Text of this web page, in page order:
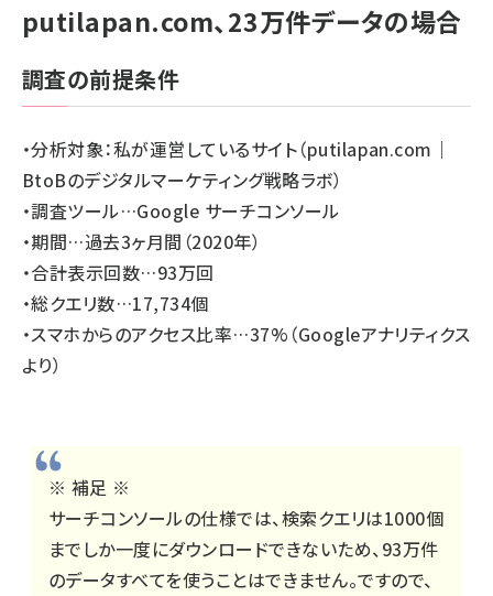
putilapan.com、23万件データの場合
調査の前提条件
・分析対象：私が運営しているサイト（putilapan.com ｜
BtoBのデジタルマーケティング戦略ラボ）
・調査ツール…Google サーチコンソール
・期間…過去3ヶ月間（2020年）
・合計表示回数…93万回
・総クエリ数…17,734個
・スマホからのアクセス比率…37%（Googleアナリティクス
より）
※ 補足 ※
サーチコンソールの仕様では、検索クエリは1000個
までしか一度にダウンロードできないため、93万件
のデータすべてを使うことはできません。ですので、